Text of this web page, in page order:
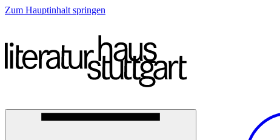
Zum Hauptinhalt springen